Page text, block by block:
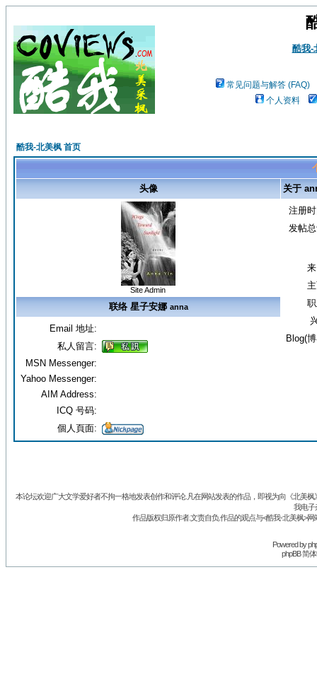
酷我-
常见问题与解答 (FAQ)
个人资料
酷我-北美枫 首页
头像
关于
Site Admin
注册
发帖
Blog(
联络 星子安娜 anna
Email 地址:
私人留言:
MSN Messenger:
Yahoo Messenger:
AIM Address:
ICQ 号码:
個人頁面:
本论坛欢迎广大文学爱好者不拘一格地发表创作和评论.凡在网站发表的作品，即视为向《北美
我电子
作品版权归原作者.文责自负.作品的观点与<酷我-北美枫>
Powered by
phpBB 简